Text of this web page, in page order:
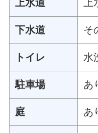
上水道
下水道 そ
トイレ 水
駐車場 あ
庭 あ